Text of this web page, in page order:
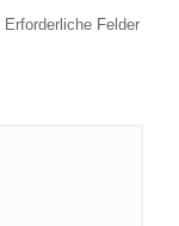
Erforderliche Felder